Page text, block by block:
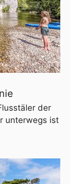
der
unterwegs ist